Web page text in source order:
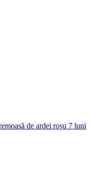
de ardei roșu 7 luni